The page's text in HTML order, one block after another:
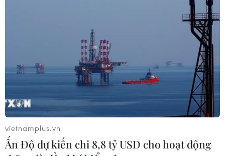
vietnamplus.vn
Ấn Độ dự kiến chi 8,8 tỷ USD cho hoạt động